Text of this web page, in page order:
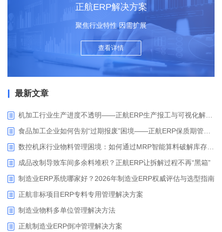
正航ERP解决方案
聚焦行业特性 因需扩展
查看详情
最新文章
成品改制导致车间多余料堆积？正航ERP让拆解过程不再“黑箱”
制造业ERP系统哪家好？2026年制造业ERP权威评估与选型指南
正航非标项目ERP专料专用管理解决方案
制造业物料多单位管理解决方法
正航制造业ERP倒冲管理解决方案